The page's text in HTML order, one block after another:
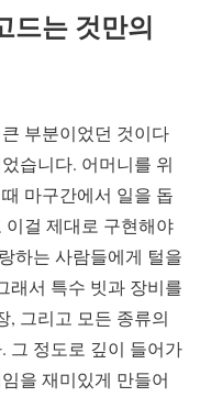
드는 것만의
부분이었던 것이다
습니다. 어머니를 위
마구간에서 일을 돕
걸 제대로 구현해야
하는 사람들에게 털을
래서 특수 빗과 장비를
, 그리고 모든 종류의
그 정도로 깊이 들어가
을 재미있게 만들어